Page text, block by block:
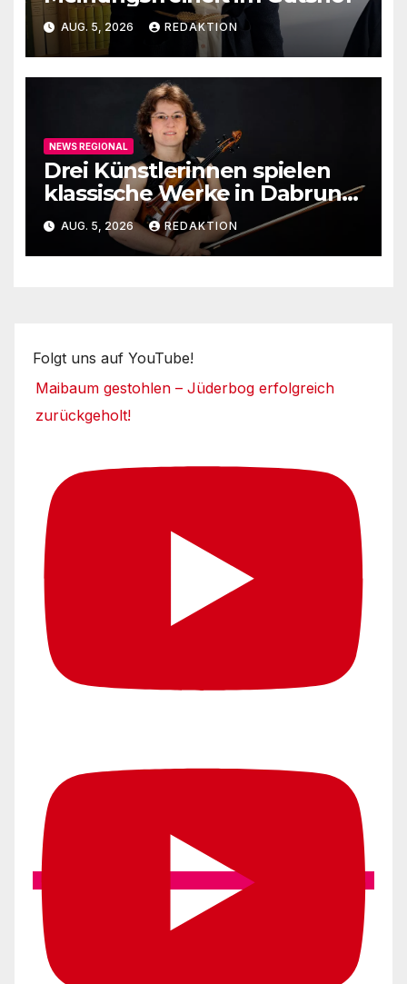
AUG. 5, 2026 REDAKTION
NEWS REGIONAL
Drei Künstlerinnen spielen
klassische Werke in Dabruner
Kirche
AUG. 5, 2026 REDAKTION
Folgt uns auf YouTube!
Maibaum gestohlen – Jüderbog erfolgreich
zurückgeholt!